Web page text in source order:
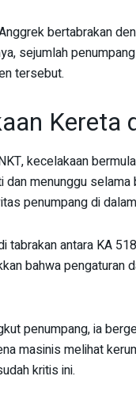
bertabrakan
sejumlah
tersebut.
Kereta
kecelakaan
dan menunggu
penumpang di
tabrakan antara KA
bahwa
penumpang, ia
masinis melihat
kritis ini.